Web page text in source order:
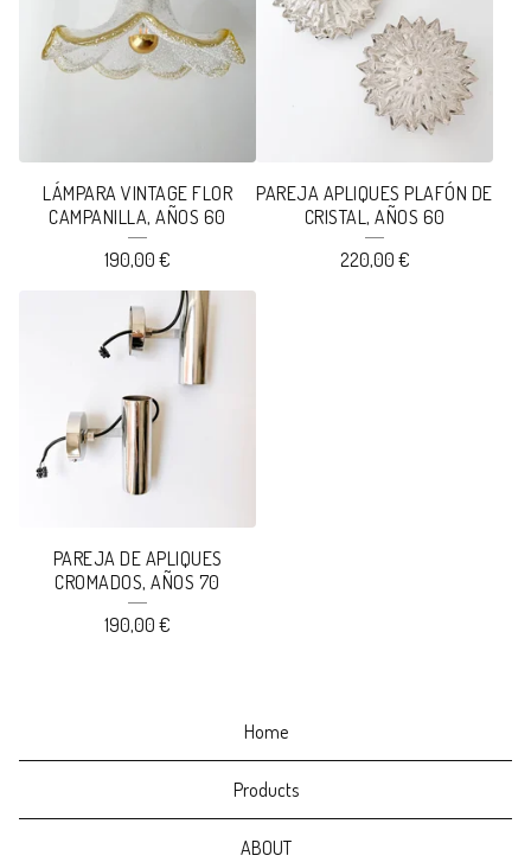
LÁMPARA VINTAGE FLOR
CAMPANILLA, AÑOS 60
190,00 €
PAREJA APLIQUES PLAFÓN DE
CRISTAL, AÑOS 60
220,00 €
PAREJA DE APLIQUES
CROMADOS, AÑOS 70
190,00 €
Home
Products
ABOUT